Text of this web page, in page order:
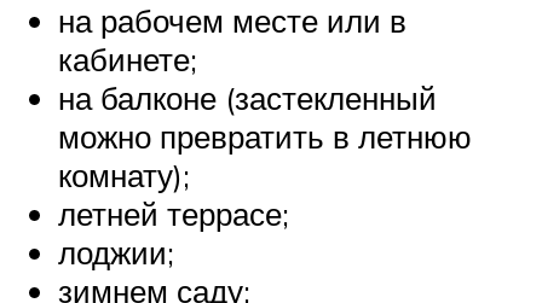
на рабочем месте или в
кабинете;
на балконе (застекленный
можно превратить в летнюю
комнату);
летней террасе;
лоджии;
зимнем саду;